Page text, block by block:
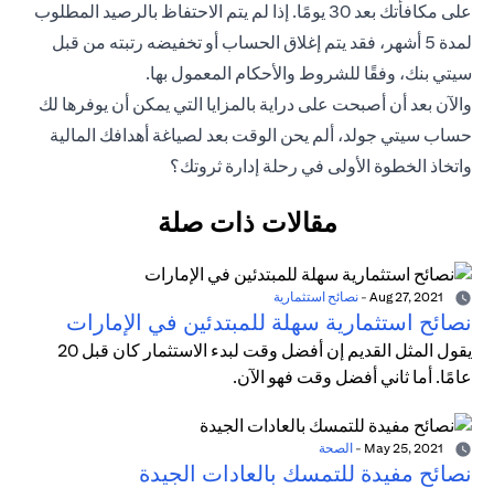
على مكافأتك بعد 30 يومًا. إذا لم يتم الاحتفاظ بالرصيد المطلوب
لمدة 5 أشهر، فقد يتم إغلاق الحساب أو تخفيضه رتبته من قبل
سيتي بنك، وفقًا للشروط والأحكام المعمول بها.
والآن بعد أن أصبحت على دراية بالمزايا التي يمكن أن يوفرها لك
حساب سيتي جولد، ألم يحن الوقت بعد لصياغة أهدافك المالية
واتخاذ الخطوة الأولى في رحلة إدارة ثروتك؟
مقالات ذات صلة
- نصائح استثمارية
نصائح استثمارية سهلة للمبتدئين في الإمارات
يقول المثل القديم إن أفضل وقت لبدء الاستثمار كان قبل 20
عامًا. أما ثاني أفضل وقت فهو الآن.
- الصحة
نصائح مفيدة للتمسك بالعادات الجيدة